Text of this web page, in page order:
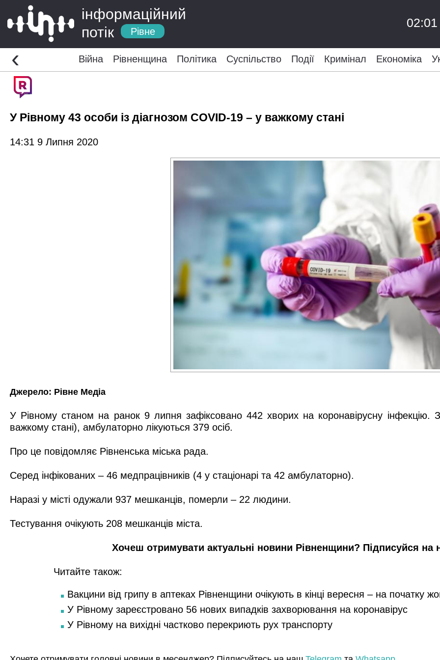
інформаційний
потік
Рівне
02:01
Війна Рівненщина Політика Суспільство Події Кримінал Економіка
‹
У Рівному 43 особи із діагнозом COVID-19 – у важкому стані
14:31 9 Липня 2020
Джерело: Рівне Медіа
У Рівному станом на ранок 9 липня зафіксовано 442 хворих на коронавірусну
важкому стані), амбулаторно лікуються 379 осіб.
Про це повідомляє Рівненська міська рада.
Серед інфікованих – 46 медпрацівників (4 у стаціонарі та 42 амбулаторно).
Наразі у місті одужали 937 мешканців, померли – 22 людини.
Тестування очікують 208 мешканців міста.
Хочеш отримувати актуальні новини Рівненщини? Підписуйся на
Читайте також:
Вакцини від грипу в аптеках Рівненщини очікують в кінці вересня – на початку
У Рівному зареєстровано 56 нових випадків захворювання на коронавірус
У Рівному на вихідні частково перекриють рух транспорту